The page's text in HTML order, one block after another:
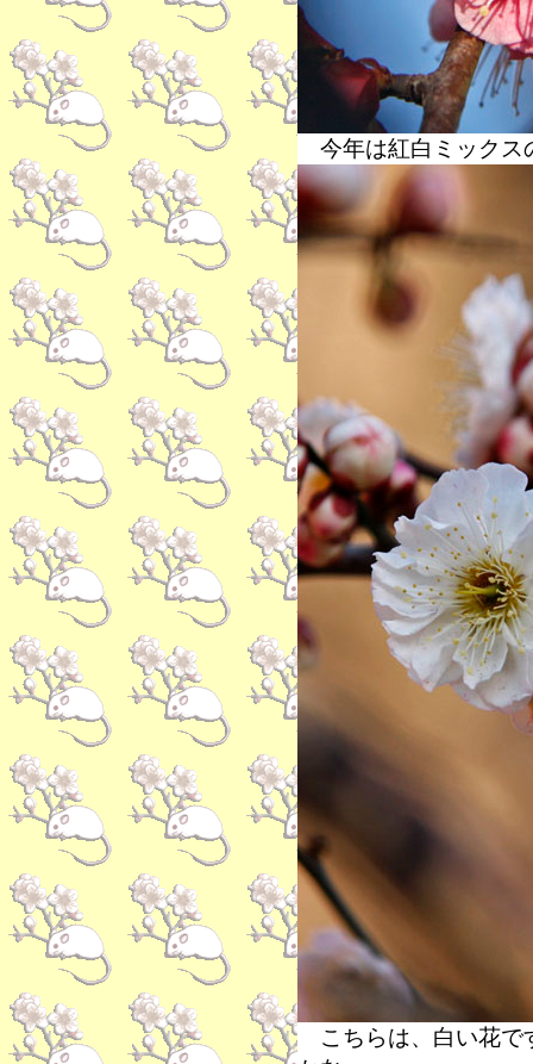
今年は紅白ミックス
こちらは、白い花で